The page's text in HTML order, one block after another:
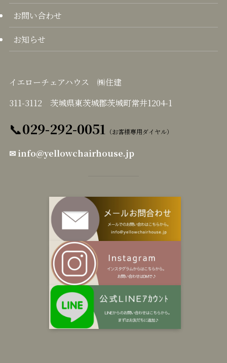
お問い合わせ
お知らせ
イエローチェアハウス ㈱住建
311-3112 茨城県東茨城郡茨城町常井1204-1
📞029-292-0051 （お客様専用ダイヤル）
✉ info@yellowchairhouse.jp